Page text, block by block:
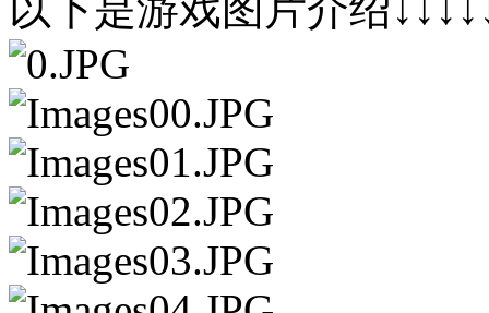
以下是游戏图片介绍